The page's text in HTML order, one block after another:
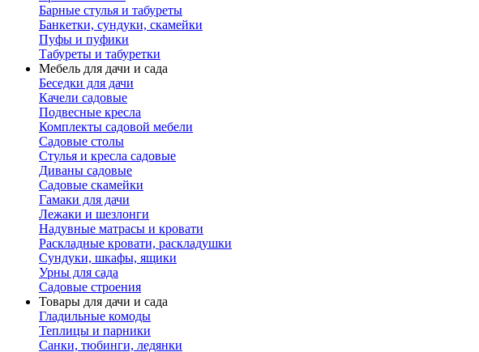
Барные стулья и табуреты
Банкетки, сундуки, скамейки
Пуфы и пуфики
Табуреты и табуретки
Мебель для дачи и сада
Беседки для дачи
Качели садовые
Подвесные кресла
Комплекты садовой мебели
Садовые столы
Стулья и кресла садовые
Диваны садовые
Садовые скамейки
Гамаки для дачи
Лежаки и шезлонги
Надувные матрасы и кровати
Раскладные кровати, раскладушки
Сундуки, шкафы, ящики
Урны для сада
Садовые строения
Товары для дачи и сада
Гладильные комоды
Теплицы и парники
Санки, тюбинги, ледянки